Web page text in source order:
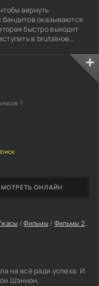
вернуть
оказываются
быстро выходит
в brutalное
/Фильмы / Фильмы 2025
на всё ради успеха. И
Шэннон,
ОНЛАЙН
7